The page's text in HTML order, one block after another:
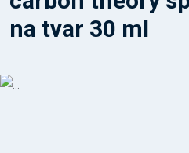
na tvar 30 ml